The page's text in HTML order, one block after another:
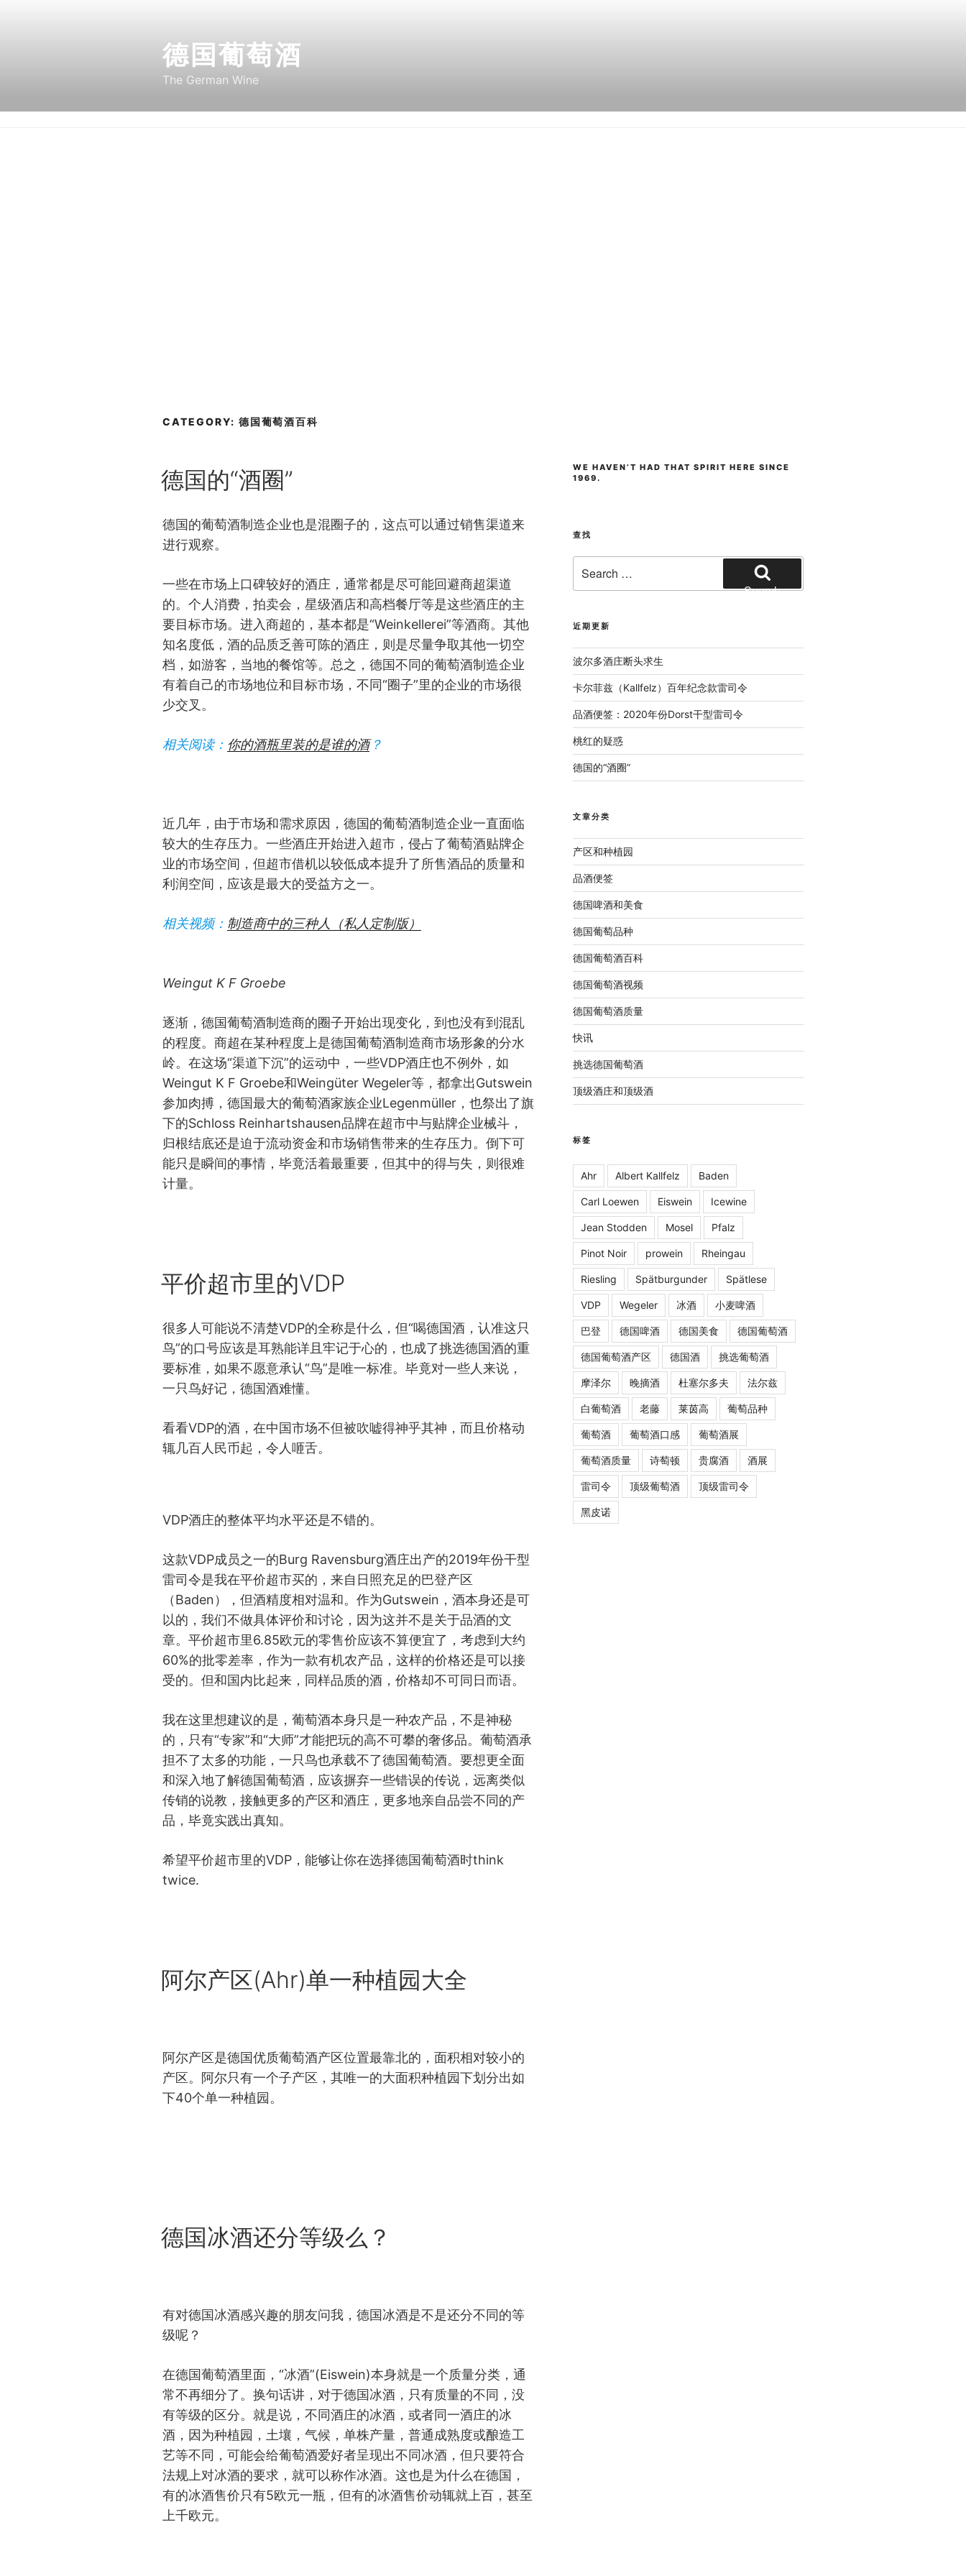
德国葡萄酒
The German Wine
CATEGORY: 德国葡萄酒百科
ON
德国的“酒圈”
德国的葡萄酒制造企业也是混圈子的，这点可以通过销售渠道来
进行观察。
一些在市场上口碑较好的酒庄，通常都是尽可能回避商超渠道
的。个人消费，拍卖会，星级酒店和高档餐厅等是这些酒庄的主
要目标市场。进入商超的，基本都是“Weinkellerei”等酒商。其他
知名度低，酒的品质乏善可陈的酒庄，则是尽量争取其他一切空
档，如游客，当地的餐馆等。总之，德国不同的葡萄酒制造企业
有着自己的市场地位和目标市场，不同“圈子”里的企业的市场很
少交叉。
相关阅读： 你的酒瓶里装的是谁的酒？
近几年，由于市场和需求原因，德国的葡萄酒制造企业一直面临
较大的生存压力。一些酒庄开始进入超市，侵占了葡萄酒贴牌企
业的市场空间，但超市借机以较低成本提升了所售酒品的质量和
利润空间，应该是最大的受益方之一。
相关视频： 制造商中的三种人（私人定制版）
Weingut K F Groebe
逐渐，德国葡萄酒制造商的圈子开始出现变化，到也没有到混乱
的程度。商超在某种程度上是德国葡萄酒制造商市场形象的分水
岭。在这场“渠道下沉”的运动中，一些VDP酒庄也不例外，如
Weingut K F Groebe和Weingüter Wegeler等，都拿出Gutswein
参加肉搏，德国最大的葡萄酒家族企业Legenmüller，也祭出了旗
下的Schloss Reinhartshausen品牌在超市中与贴牌企业械斗，
归根结底还是迫于流动资金和市场销售带来的生存压力。倒下可
能只是瞬间的事情，毕竟活着最重要，但其中的得与失，则很难
计量。
ON
平价超市里的VDP
很多人可能说不清楚VDP的全称是什么，但“喝德国酒，认准这只
鸟”的口号应该是耳熟能详且牢记于心的，也成了挑选德国酒的重
要标准，如果不愿意承认“鸟”是唯一标准。毕竟对一些人来说，
一只鸟好记，德国酒难懂。
看看VDP的酒，在中国市场不但被吹嘘得神乎其神，而且价格动
辄几百人民币起，令人咂舌。
VDP酒庄的整体平均水平还是不错的。
这款VDP成员之一的Burg Ravensburg酒庄出产的2019年份干型
雷司令是我在平价超市买的，来自日照充足的巴登产区
（Baden），但酒精度相对温和。作为Gutswein，酒本身还是可
以的，我们不做具体评价和讨论，因为这并不是关于品酒的文
章。平价超市里6.85欧元的零售价应该不算便宜了，考虑到大约
60%的批零差率，作为一款有机农产品，这样的价格还是可以接
受的。但和国内比起来，同样品质的酒，价格却不可同日而语。
我在这里想建议的是，葡萄酒本身只是一种农产品，不是神秘
的，只有“专家”和“大师”才能把玩的高不可攀的奢侈品。葡萄酒承
担不了太多的功能，一只鸟也承载不了德国葡萄酒。要想更全面
和深入地了解德国葡萄酒，应该摒弃一些错误的传说，远离类似
传销的说教，接触更多的产区和酒庄，更多地亲自品尝不同的产
品，毕竟实践出真知。
希望平价超市里的VDP，能够让你在选择德国葡萄酒时think
twice.
ON
阿尔产区(Ahr)单一种植园大全
阿尔产区是德国优质葡萄酒产区位置最靠北的，面积相对较小的
产区。阿尔只有一个子产区，其唯一的大面积种植园下划分出如
下40个单一种植园。
ON
德国冰酒还分等级么？
有对德国冰酒感兴趣的朋友问我，德国冰酒是不是还分不同的等
级呢？
在德国葡萄酒里面，“冰酒”(Eiswein)本身就是一个质量分类，通
常不再细分了。换句话讲，对于德国冰酒，只有质量的不同，没
有等级的区分。就是说，不同酒庄的冰酒，或者同一酒庄的冰
酒，因为种植园，土壤，气候，单株产量，普通成熟度或酿造工
艺等不同，可能会给葡萄酒爱好者呈现出不同冰酒，但只要符合
法规上对冰酒的要求，就可以称作冰酒。这也是为什么在德国，
有的冰酒售价只有5欧元一瓶，但有的冰酒售价动辄就上百，甚至
上千欧元。
WE HAVEN’T HAD THAT SPIRIT HERE SINCE
1969.
查找
for:
Search
近期更新
波尔多酒庄断头求生
卡尔菲兹（Kallfelz）百年纪念款雷司令
品酒便签：2020年份Dorst干型雷司令
桃红的疑惑
德国的“酒圈”
文章分类
产区和种植园
品酒便签
德国啤酒和美食
德国葡萄品种
德国葡萄酒百科
德国葡萄酒视频
德国葡萄酒质量
快讯
挑选德国葡萄酒
顶级酒庄和顶级酒
标签
Ahr Albert Kallfelz Baden
Carl Loewen Eiswein Icewine
Jean Stodden Mosel Pfalz
Pinot Noir prowein Rheingau
Riesling Spätburgunder Spätlese
VDP Wegeler 冰酒 小麦啤酒
巴登 德国啤酒 德国美食 德国葡萄酒
德国葡萄酒产区 德国酒 挑选葡萄酒
摩泽尔 晚摘酒 杜塞尔多夫 法尔兹
白葡萄酒 老藤 莱茵高 葡萄品种
葡萄酒 葡萄酒口感 葡萄酒展
葡萄酒质量 诗萄顿 贵腐酒 酒展
雷司令 顶级葡萄酒 顶级雷司令
黑皮诺